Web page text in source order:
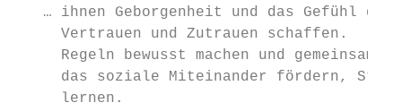
… ihnen Geborgenheit und das Gefühl des
     Vertrauen und Zutrauen schaffen.
Regeln bewusst machen und gemeinsam
das soziale Miteinander fördern,
     lernen.